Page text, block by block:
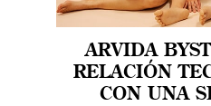
ARVIDA
RELACIÓN
CON UNA